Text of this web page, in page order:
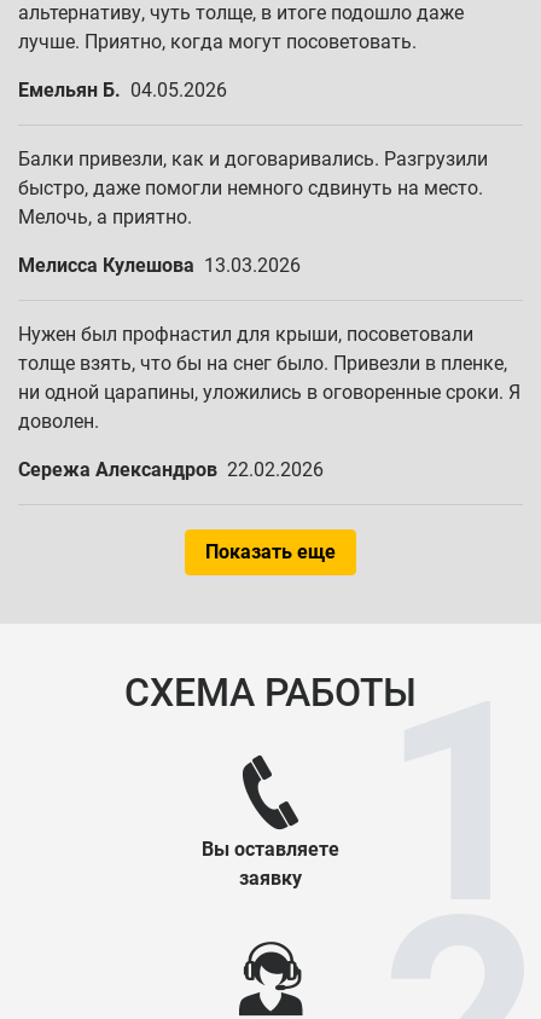
альтернативу, чуть толще, в итоге подошло даже
лучше. Приятно, когда могут посоветовать.
Емельян Б. 04.05.2026
Балки привезли, как и договаривались. Разгрузили
быстро, даже помогли немного сдвинуть на место.
Мелочь, а приятно.
Мелисса Кулешова 13.03.2026
Нужен был профнастил для крыши, посоветовали
толще взять, что бы на снег было. Привезли в пленке,
ни одной царапины, уложились в оговоренные сроки. Я
доволен.
Сережа Александров 22.02.2026
Показать еще
СХЕМА РАБОТЫ
Вы оставляете
заявку